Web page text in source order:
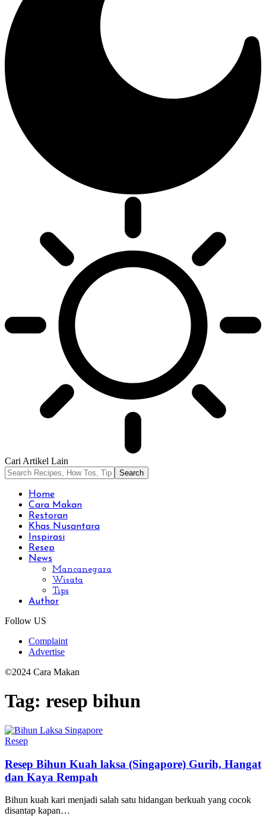
Cari Artikel Lain
Home
Cara Makan
Restoran
Khas Nusantara
Inspirasi
Resep
News
Mancanegara
Wisata
Tips
Author
Follow US
Complaint
Advertise
©2024 Cara Makan
Tag: resep bihun
Resep
Resep Bihun Kuah laksa (Singapore) Gurih, Hangat
dan Kaya Rempah
Bihun kuah kari menjadi salah satu hidangan berkuah yang cocok
disantap kapan…